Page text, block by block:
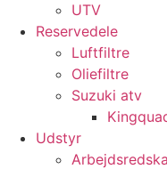
UTV
Reservedele
Luftfiltre
Oliefiltre
Suzuki atv
Udstyr